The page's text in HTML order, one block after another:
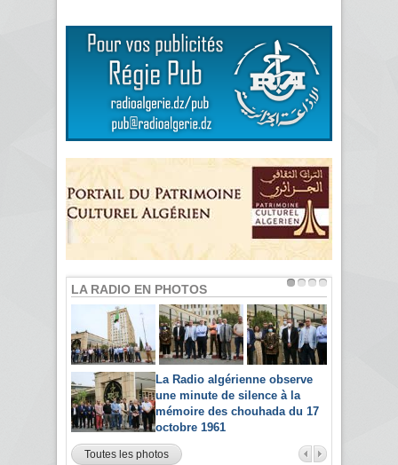
LA RADIO EN PHOTOS
La Radio algérienne observe
une minute de silence à la
mémoire des chouhada du 17
octobre 1961
Toutes les photos